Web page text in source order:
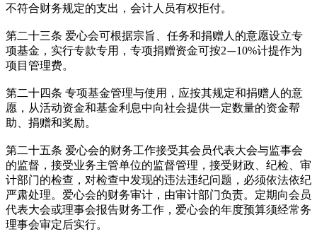
不符合财务规定的支出，会计人员有权拒付。
第二十三条 爱心会可根据宗旨、任务和捐赠人的意愿设立专
项基金，实行专款专用，专项捐赠资金可按2—10%计提作为
项目管理费。
第二十四条 专项基金管理与使用，应按其规定和捐赠人的意
愿，从活动资金和基金利息中向社会提供一定数量的资金帮
助、捐赠和奖励。
第二十五条 爱心会的财务工作接受其会员代表大会与监事会
的监督，接受业务主管单位的监督管理，接受财政、纪检、审
计部门的检查，对检查中发现的违法违纪问题，必须依法依纪
严肃处理。爱心会的财务审计，由审计部门负责。定期向会员
代表大会或理事会报告财务工作，爱心会的年度预算须经常务
理事会审定后实行。